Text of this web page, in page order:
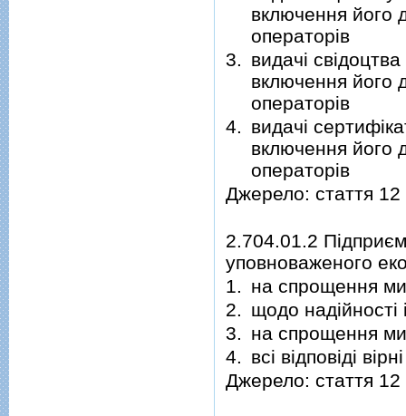
включення його
операторів
3. видачі
включення його
операторів
4. видачі
включення його
операторів
Джерело: стаття 12
2.704.01.2
уповноваженого
1. на спрощення
2. щодо надійності
3. на спрощення
4. всі відповіді вірні
Джерело: стаття 12